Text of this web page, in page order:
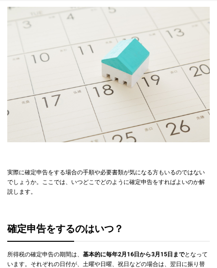
実際に確定申告をする場合の手順や必要書類が気になる方もいるのではない
でしょうか。ここでは、いつどこでどのように確定申告をすればよいのか解
説します。
確定申告をするのはいつ？
所得税の確定申告の期間は、 基本的に毎年2月16日から3月15日までとなって
います。それぞれの日付が、土曜や日曜、祝日などの場合は、翌日に振り替